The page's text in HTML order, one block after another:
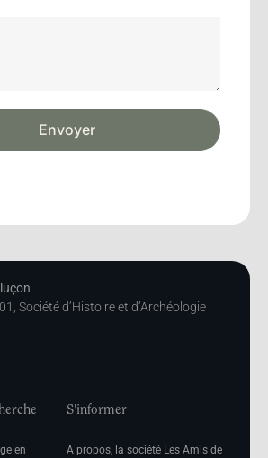
Envoyer
Société d’Histoire et d’Archéologie
en
S'informer
A propos, la société Les Amis de